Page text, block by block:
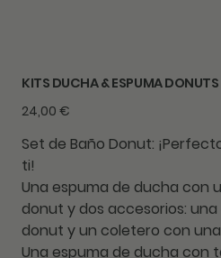
KITS DUCHA & ESPUMA DONUTS
Precio
24,00 €
Set de Baño Donut:
ti!
Una espuma de ducha con
donut y dos accesorios:
donut y un coletero con
Una espuma de ducha con